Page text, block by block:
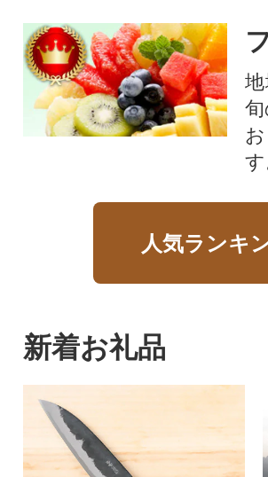
す
人気ランキ
新着お礼品